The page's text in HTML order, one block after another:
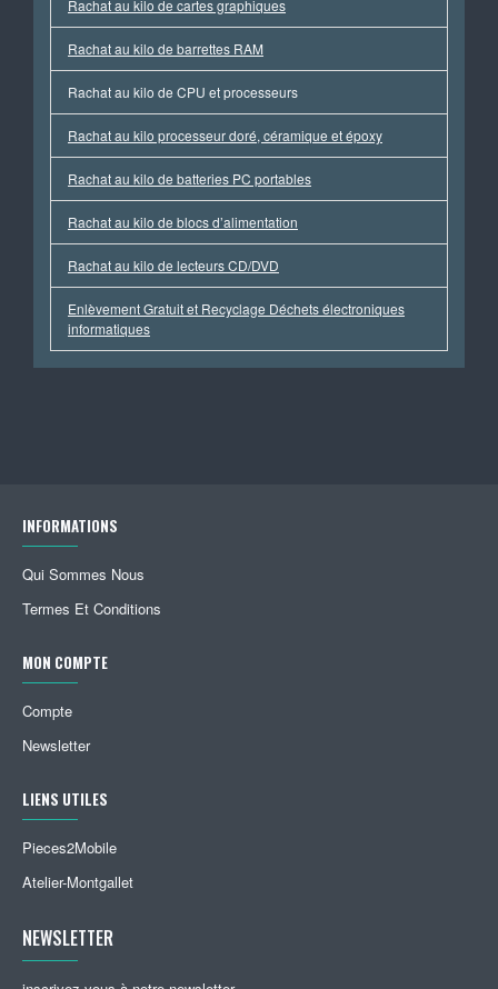
Rachat au kilo de cartes graphiques
Rachat au kilo de barrettes RAM
Rachat au kilo de CPU et processeurs
Rachat au kilo processeur doré, céramique et époxy
Rachat au kilo de batteries PC portables
Rachat au kilo de blocs d’alimentation
Rachat au kilo de lecteurs CD/DVD
Enlèvement Gratuit et Recyclage Déchets électroniques
informatiques
INFORMATIONS
Qui Sommes Nous
Termes Et Conditions
MON COMPTE
Compte
Newsletter
LIENS UTILES
Pieces2Mobile
Atelier-Montgallet
NEWSLETTER